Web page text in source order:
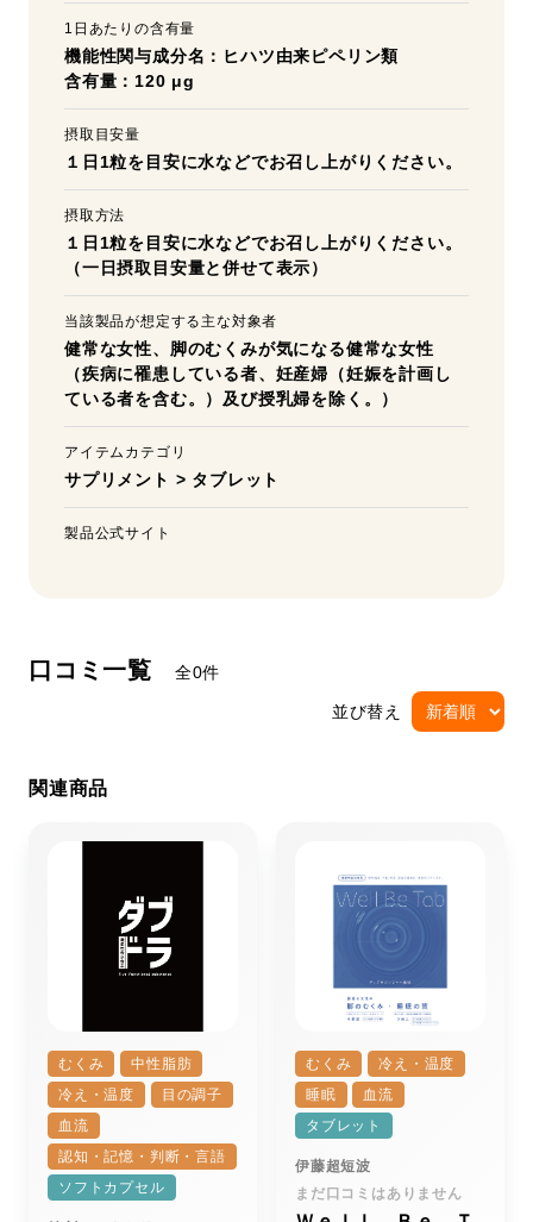
1日あたりの含有量
機能性関与成分名：ヒハツ由来ピペリン類
含有量：120 μg
摂取目安量
１日1粒を目安に水などでお召し上がりください。
摂取方法
１日1粒を目安に水などでお召し上がりください。
（一日摂取目安量と併せて表示）
当該製品が想定する主な対象者
健常な女性、脚のむくみが気になる健常な女性
（疾病に罹患している者、妊産婦（妊娠を計画し
ている者を含む。）及び授乳婦を除く。）
アイテムカテゴリ
サプリメント > タブレット
製品公式サイト
口コミ一覧 全0件
並び替え
関連商品
むくみ
中性脂肪
冷え・温度
目の調子
血流
認知・記憶・判断・言語
ソフトカプセル
むくみ
冷え・温度
睡眠
血流
タブレット
伊藤超短波
まだ口コミはありません